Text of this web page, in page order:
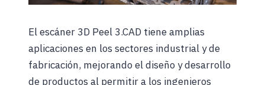
El escáner 3D Peel 3.CAD tiene amplias
aplicaciones en los sectores industrial y de
fabricación, mejorando el diseño y desarrollo
de productos al permitir a los ingenieros